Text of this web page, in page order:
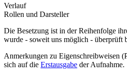
Verlauf
Rollen und Darsteller
Die Besetzung ist in derReihenfolge
wurde - soweit uns möglich - überprüft
Anmerkungen zu Eigenschreibweisen
sich auf die Erstausgabe der Aufnahme.